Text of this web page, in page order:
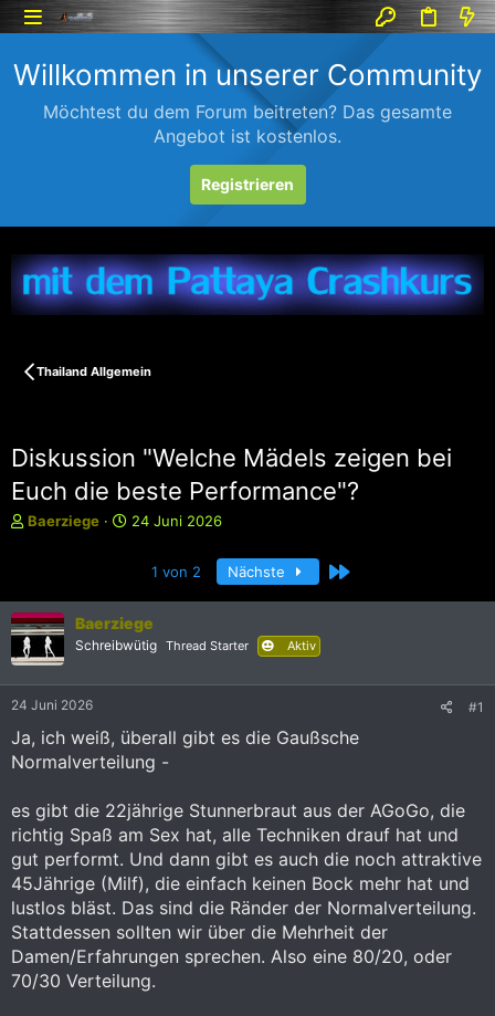
Willkommen in unserer Community
Möchtest du dem Forum beitreten? Das gesamte
Angebot ist kostenlos.
Registrieren
Thailand Allgemein
Diskussion "Welche Mädels zeigen bei
Euch die beste Performance"?
E
e
l
l
e
Baerziege
E
e
l
l
24 Juni 2026
1 von 2 Nächste Letzte
Baerziege
Schreibwütig Thread Starter Aktiv
24 Juni 2026 #1
Ja, ich weiß, überall gibt es die Gaußsche
Normalverteilung -
es gibt die 22jährige Stunnerbraut aus der AGoGo, die
richtig Spaß am Sex hat, alle Techniken drauf hat und
gut performt. Und dann gibt es auch die noch attraktive
45Jährige (Milf), die einfach keinen Bock mehr hat und
lustlos bläst. Das sind die Ränder der Normalverteilung.
Stattdessen sollten wir über die Mehrheit der
Damen/Erfahrungen sprechen. Also eine 80/20, oder
70/30 Verteilung.